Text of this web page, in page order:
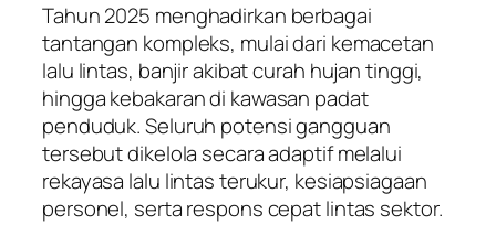
Tahun 2025 menghadirkan berbagai
tantangan kompleks, mulai dari kemacetan
lalu lintas, banjir akibat curah hujan tinggi,
hingga kebakaran di kawasan padat
penduduk. Seluruh potensi gangguan
tersebut dikelola secara adaptif melalui
rekayasa lalu lintas terukur, kesiapsiagaan
personel, serta respons cepat lintas sektor.